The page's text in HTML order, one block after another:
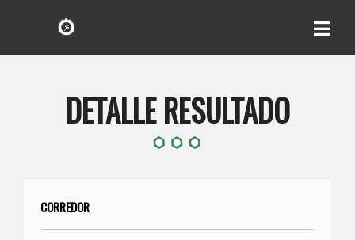
DETALLE RESULTADO
CORREDOR